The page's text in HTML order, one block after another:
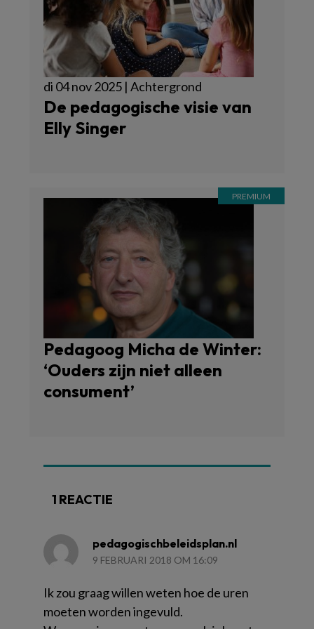
di 04 nov 2025 | Achtergrond
De pedagogische visie van
Elly Singer
Pedagoog Micha de Winter:
‘Ouders zijn niet alleen
consument’
1 REACTIE
pedagogischbeleidsplan.nl
9 FEBRUARI 2018 OM 16:09
Ik zou graag willen weten hoe de uren
moeten worden ingevuld.